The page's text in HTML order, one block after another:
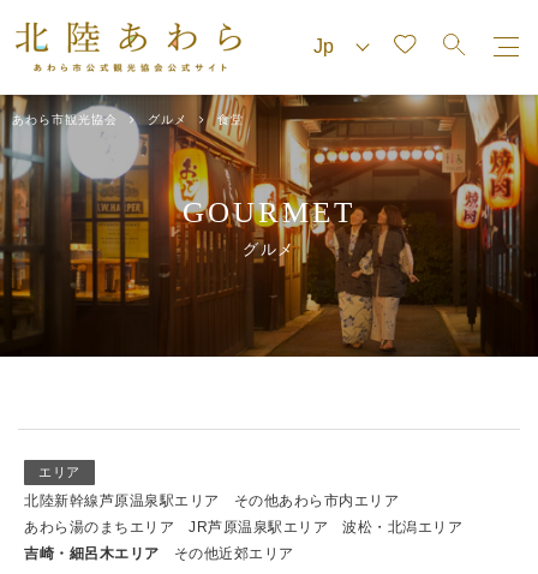
あわら市観光協会 グルメ 食堂
GOURMET
グルメ
エリア
北陸新幹線芦原温泉駅エリア
その他あわら市内エリア
あわら湯のまちエリア
JR芦原温泉駅エリア
波松・北潟エリア
吉崎・細呂木エリア
その他近郊エリア